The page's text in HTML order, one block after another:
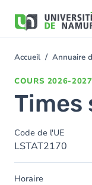
contenu
You
Accueil Annuaire
COURS 2026-2027
Times
Code de l'UE
LSTAT2170
Horaire